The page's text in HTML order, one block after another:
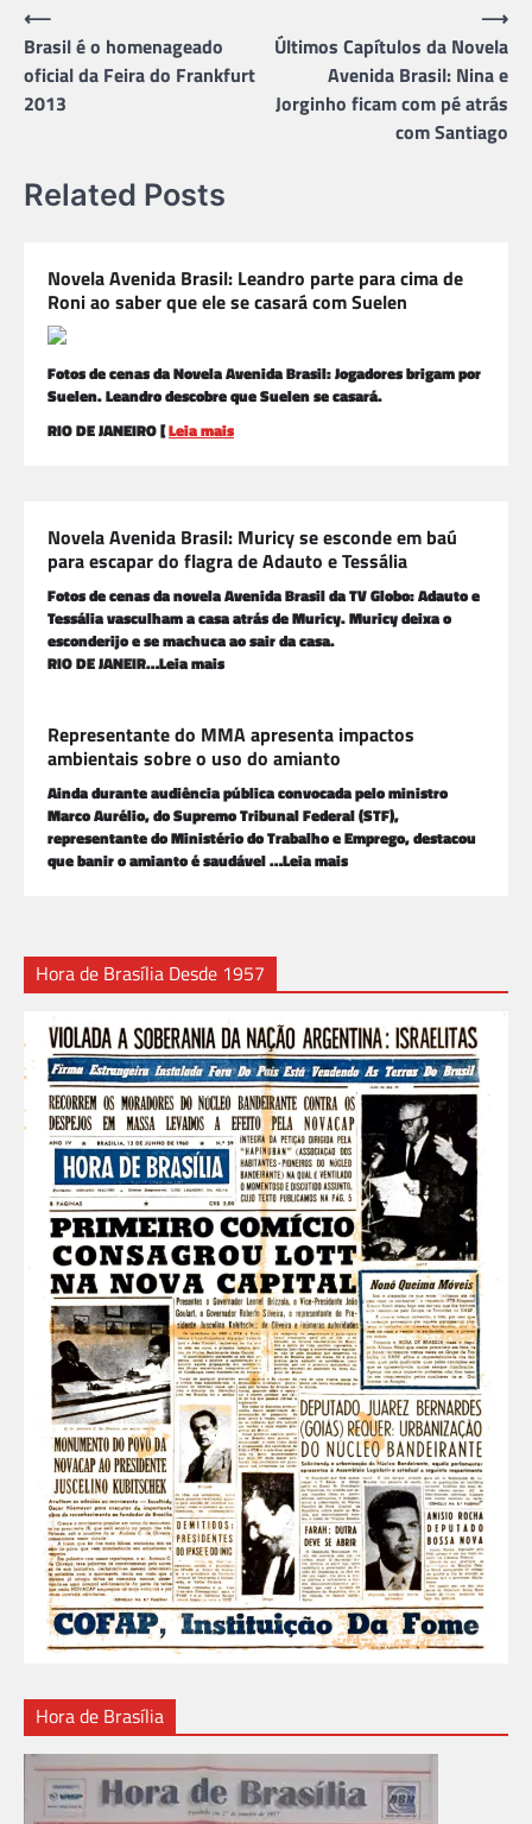
Navegação
de
Post
⟵
Brasil é o homenageado
oficial da Feira do Frankfurt
2013
Últimos Capítulos da Novela
Avenida Brasil: Nina e
Jorginho ficam com pé atrás
com Santiago
⟶
Related Posts
Novela Avenida Brasil: Leandro parte para cima de
Roni ao saber que ele se casará com Suelen
Fotos de cenas da Novela Avenida Brasil: Jogadores brigam por
Suelen. Leandro descobre que Suelen se casará.
RIO DE JANEIRO [Leia mais
Novela Avenida Brasil: Muricy se esconde em baú
para escapar do flagra de Adauto e Tessália
Fotos de cenas da novela Avenida Brasil da TV Globo: Adauto e
Tessália vasculham a casa atrás de Muricy. Muricy deixa o
esconderijo e se machuca ao sair da casa.
RIO DE JANEIR…Leia mais
Representante do MMA apresenta impactos
ambientais sobre o uso do amianto
Ainda durante audiência pública convocada pelo ministro
Marco Aurélio, do Supremo Tribunal Federal (STF),
representante do Ministério do Trabalho e Emprego, destacou
que banir o amianto é saudável …Leia mais
Hora de Brasília Desde 1957
Hora de Brasília